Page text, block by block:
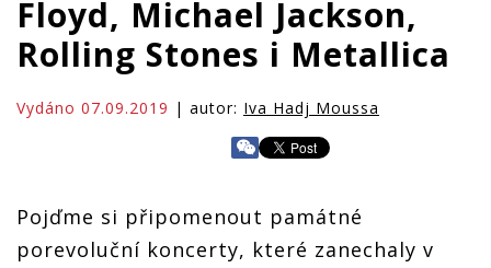
Floyd, Michael Jackson,
Rolling Stones i Metallica
Vydáno 07.09.2019 | autor: Iva Hadj Moussa
Pojďme si připomenout památné
porevoluční koncerty, které zanechaly v